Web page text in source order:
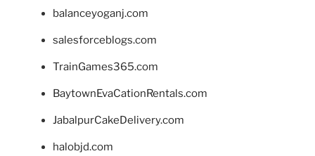
balanceyoganj.com
salesforceblogs.com
TrainGames365.com
BaytownEvaCationRentals.com
JabalpurCakeDelivery.com
halobjd.com